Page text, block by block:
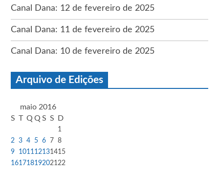
Canal Dana: 12 de fevereiro de 2025
Canal Dana: 11 de fevereiro de 2025
Canal Dana: 10 de fevereiro de 2025
Arquivo de Edições
maio 2016
S T Q Q S S D
1
2
3 4 5 6 7 8
9
1011 12131415
161718192021 22